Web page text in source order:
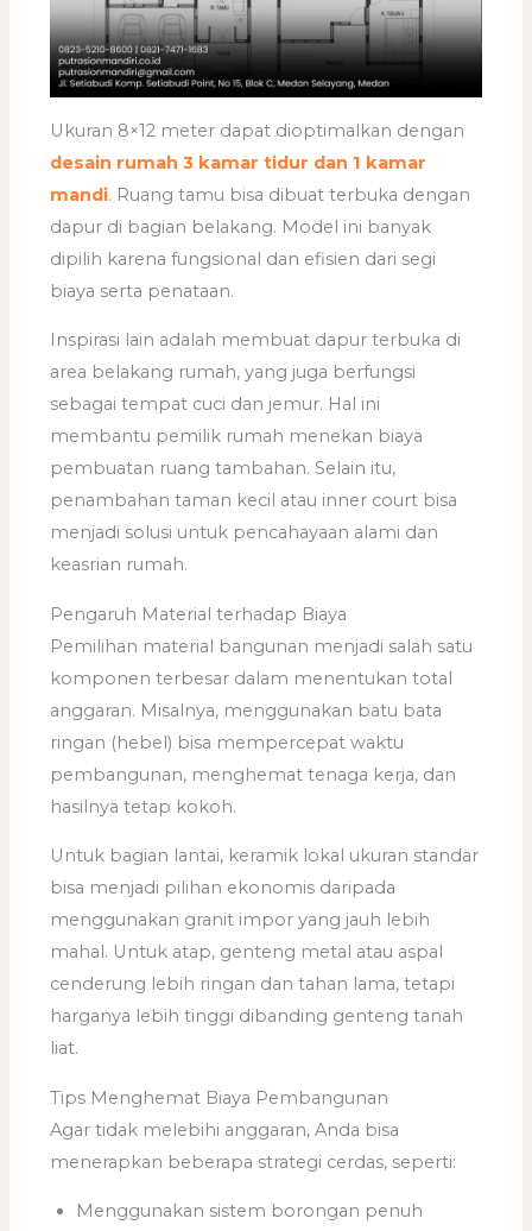
Ukuran 8×12 meter dapat dioptimalkan dengan
desain rumah 3 kamar tidur dan 1 kamar
mandi. Ruang tamu bisa dibuat terbuka dengan
dapur di bagian belakang. Model ini banyak
dipilih karena fungsional dan efisien dari segi
biaya serta penataan.
Inspirasi lain adalah membuat dapur terbuka di
area belakang rumah, yang juga berfungsi
sebagai tempat cuci dan jemur. Hal ini
membantu pemilik rumah menekan biaya
pembuatan ruang tambahan. Selain itu,
penambahan taman kecil atau inner court bisa
menjadi solusi untuk pencahayaan alami dan
keasrian rumah.
Pengaruh Material terhadap Biaya
Pemilihan material bangunan menjadi salah satu
komponen terbesar dalam menentukan total
anggaran. Misalnya, menggunakan batu bata
ringan (hebel) bisa mempercepat waktu
pembangunan, menghemat tenaga kerja, dan
hasilnya tetap kokoh.
Untuk bagian lantai, keramik lokal ukuran standar
bisa menjadi pilihan ekonomis daripada
menggunakan granit impor yang jauh lebih
mahal. Untuk atap, genteng metal atau aspal
cenderung lebih ringan dan tahan lama, tetapi
harganya lebih tinggi dibanding genteng tanah
liat.
Tips Menghemat Biaya Pembangunan
Agar tidak melebihi anggaran, Anda bisa
menerapkan beberapa strategi cerdas, seperti:
Menggunakan sistem borongan penuh